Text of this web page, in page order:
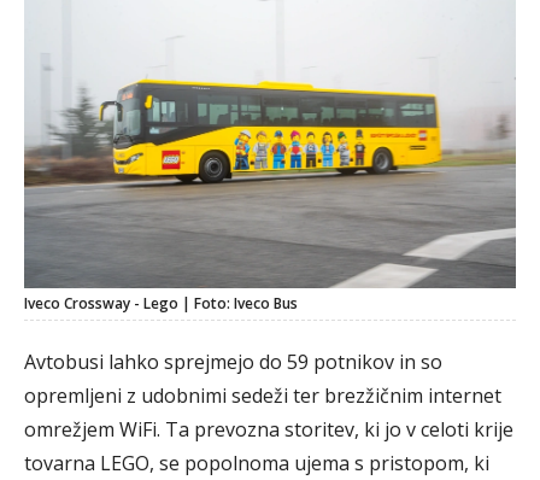
Iveco Crossway - Lego | Foto: Iveco Bus
Avtobusi lahko sprejmejo do 59 potnikov in so
opremljeni z udobnimi sedeži ter brezžičnim internet
omrežjem WiFi. Ta prevozna storitev, ki jo v celoti krije
tovarna LEGO, se popolnoma ujema s pristopom, ki